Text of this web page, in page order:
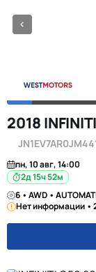
2018
пн, 10 авг, 14:00
2д 15ч 52м
6 • AWD •
Нет информации •